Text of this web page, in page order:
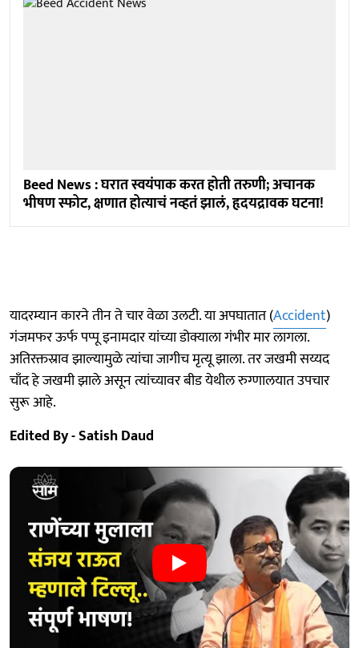
Beed News : घरात स्वयंपाक करत होती तरुणी; अचानक
भीषण स्फोट, क्षणात होत्याचं नव्हतं झालं, हृदयद्रावक घटना!
यादरम्यान कारने तीन ते चार वेळा उलटी. या अपघातात (Accident)
गंजमफर ऊर्फ पप्पू इनामदार यांच्या डोक्याला गंभीर मार लागला.
अतिरक्तस्राव झाल्यामुळे त्यांचा जागीच मृत्यू झाला. तर जखमी सय्यद
चाँद हे जखमी झाले असून त्यांच्यावर बीड येथील रुग्णालयात उपचार
सुरू आहे.
Edited By - Satish Daud